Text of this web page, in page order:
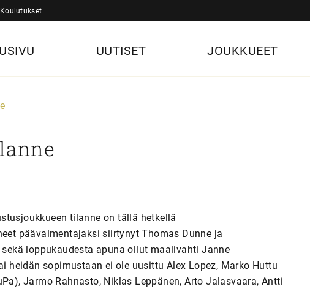
Koulutukset
UUTISET JOUKKUEET
tilanne on tällä hetkellä
päävalmentajaksi siirtynyt Thomas Dunne ja
loppukaudesta apuna ollut maalivahti Janne
heidän sopimustaan ei ole uusittu Alex Lopez, Marko Huttu
Jarmo Rahnasto, Niklas Leppänen, Arto Jalasvaara, Antti